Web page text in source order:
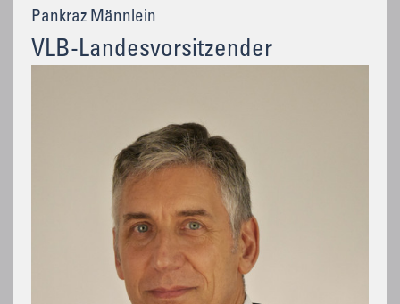
Pankraz Männlein
VLB-Landesvorsitzender